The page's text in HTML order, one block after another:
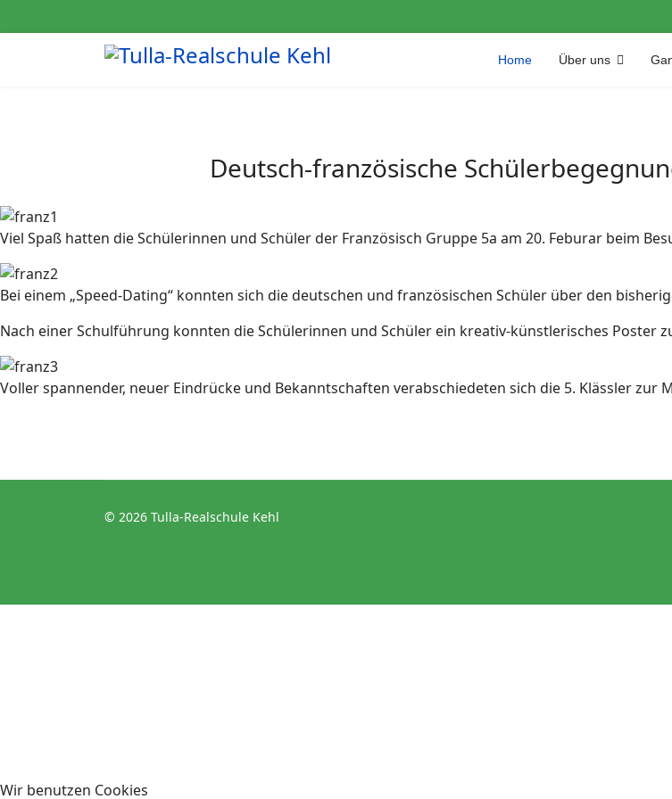
Home Über uns
Deutsch-französische
Viel Spaß hatten die Schülerinnen und Schüler der Französisch Gruppe 5a am 20. Feburar beim
Bei einem „Speed-Dating“ konnten sich die deutschen und französischen Schüler über den
Nach einer Schulführung konnten die Schülerinnen und Schüler ein kreativ-künstlerisches Poster
Voller spannender, neuer Eindrücke und Bekanntschaften verabschiedeten sich die 5. Klässler zur
© 2026 Tulla-Realschule Kehl
Wir benutzen Cookies